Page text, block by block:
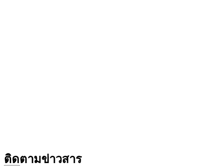
ติดตามข่าวสาร